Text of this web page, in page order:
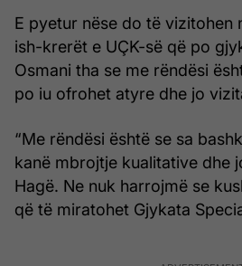
E pyetur nëse do të vizitohen
ish-krerët e UÇK-së që po
Osmani tha se me rëndësi
po iu ofrohet atyre dhe jo
“Me rëndësi është se sa
kanë mbrojtje kualitative dhe
Hagë. Ne nuk harrojmë se
që të miratohet Gjykata